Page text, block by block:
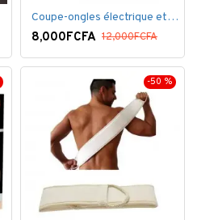
Coupe-ongles électrique et lime électrique
8,000FCFA 12,000FCFA
-50 %